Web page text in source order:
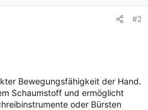
#2
Bewegungsfähigkeit der Hand.
Schaumstoff und ermöglicht
oder Bürsten